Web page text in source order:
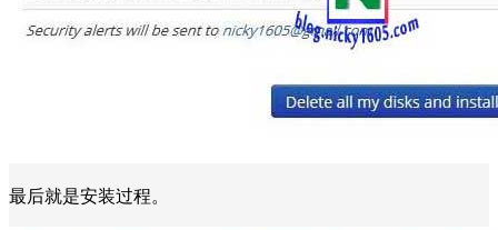
最后就是安装过程。